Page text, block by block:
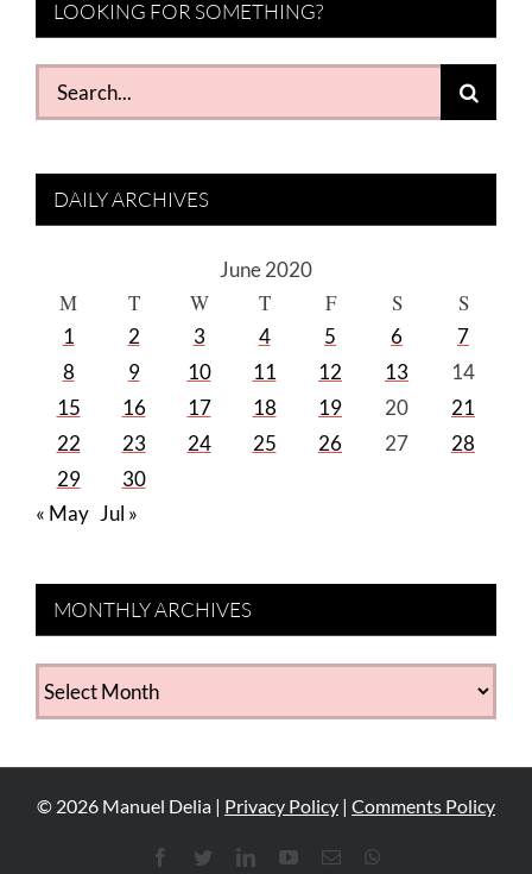
LOOKING FOR SOMETHING?
Search
for:
DAILY ARCHIVES
June 2020
M T W T F S S
1 2 3 4 5 6
7
8
9 10 11 12 13
14
15
16 17 18 19 20
21
22
23 24 25 26 27
28
29
30
« May Jul »
MONTHLY ARCHIVES
MONTHLY
ARCHIVES
© 2026 Manuel Delia | Privacy Policy | Comments Policy
FacebookTwitterLinkedInYouTube
Email